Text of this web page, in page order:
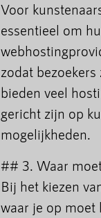
Voor
essentieel om
zodat
bieden veel
gericht zijn op
mogelijkheden.
## 3. Waar
Bij het kiezen
waar je op moet